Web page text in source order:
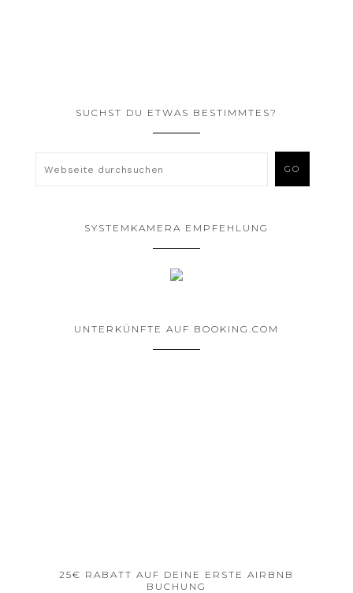
SUCHST DU ETWAS BESTIMMTES?
SYSTEMKAMERA EMPFEHLUNG
UNTERKÜNFTE AUF BOOKING.COM
25€ RABATT AUF DEINE ERSTE AIRBNB
BUCHUNG